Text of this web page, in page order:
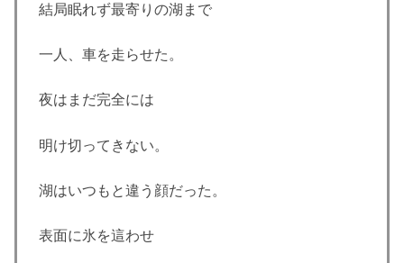
結局眠れず最寄りの湖まで
一人、車を走らせた。
夜はまだ完全には
明け切ってきない。
湖はいつもと違う顔だった。
表面に氷を這わせ